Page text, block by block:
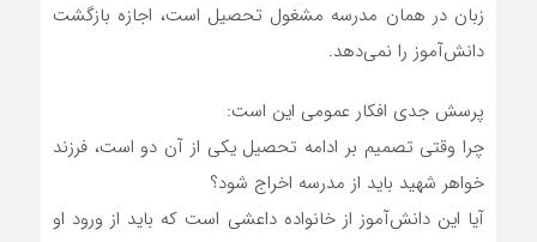
زبان در همان مدرسه مشغول تحصیل است، اجازه بازگشت
دانش‌آموز را نمی‌دهد.
پرسش جدی افکار عمومی این است:
چرا وقتی تصمیم بر ادامه تحصیل یکی از آن دو است، فرزند
خواهر شهید باید از مدرسه اخراج شود؟
آیا این دانش‌آموز از خانواده داعشی است که باید از ورود او